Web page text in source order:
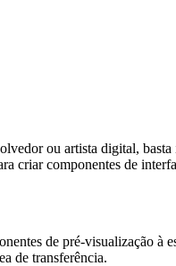
ou artista digital,
criar componentes de
de pré-visualização à
de transferência.